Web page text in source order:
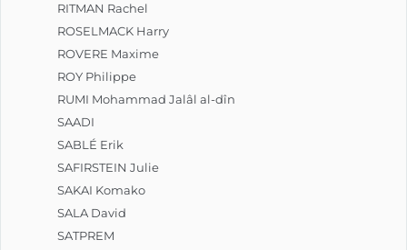
RITMAN Rachel
ROSELMACK Harry
ROVERE Maxime
ROY Philippe
RUMI Mohammad Jalâl al-dîn
SAADI
SABLÉ Erik
SAFIRSTEIN Julie
SAKAI Komako
SALA David
SATPREM